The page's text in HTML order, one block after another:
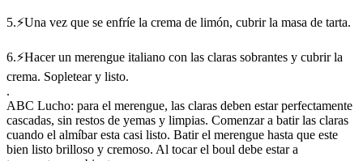
5.⚡Una vez que se enfríe la crema de limón, cubrir la masa de tarta.
6.⚡Hacer un merengue italiano con las claras sobrantes y cubrir la
crema. Sopletear y listo.
.
ABC Lucho: para el merengue, las claras deben estar perfectamente
cascadas, sin restos de yemas y limpias. Comenzar a batir las claras
cuando el almíbar esta casi listo. Batir el merengue hasta que este
bien listo brilloso y cremoso. Al tocar el boul debe estar a